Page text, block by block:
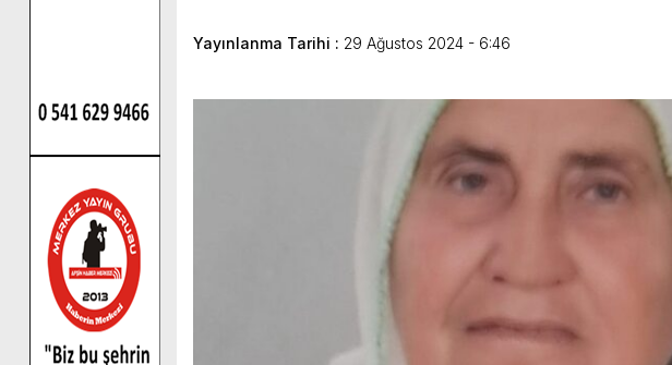
Yayınlanma Tarihi : 29 Ağustos 2024 - 6:46